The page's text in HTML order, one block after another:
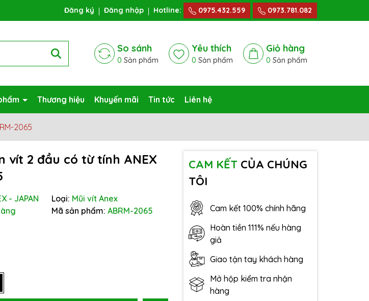
Đăng ký Đăng nhập Hotline: 0975.432.559 0973.781.082
So sánh
0 Sản phẩm
Yêu thích
0 Sản phẩm
Giỏ hàng
0 Sản phẩm
Thương hiệu Khuyến mãi Tin tức Liên hệ
2065
vít 2 đầu có từ tính ANEX
- JAPAN Loại: Mũi vít Anex
Mã sản phẩm: ABRM-2065
CAM KẾTCỦA CHÚNG
TÔI
Cam kết 100% chính hãng
Hoàn tiền 111% nếu hàng
giả
Giao tận tay khách hàng
Mở hộp kiểm tra nhận
hàng